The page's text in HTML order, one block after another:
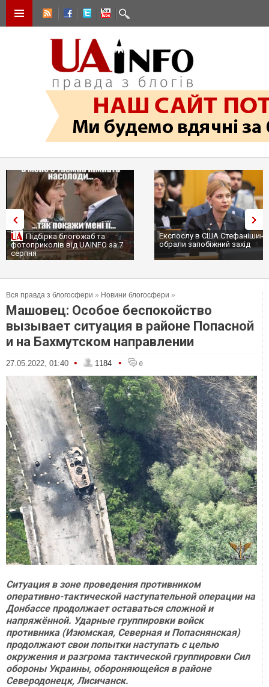
Експослу в США Стефанішиній
обрали запобіжний захід
Трамп не передасть Україні
сотні ракет до Patriot, бо у
Вся правда з блогосфери » Новини блогосфери »
Машовец: Особое беспокойство
вызывает ситуация в районе Попасной
и на Бахмутском направлении
27.05.2022, 01:40 • 1184 • 0
Ситуация в зоне проведения противником
оперативно-тактической наступательной операции на
Донбассе продолжает оставаться сложной и
напряжённой. Ударные группировки войск
противника (Изюмская, Северная и Попаснянская)
продолжают свои попытки наступать с целью
окружения и разгрома тактической группировки Сил
обороны Украины, обороняющейся в районе
Северодонецк, Лисичанск.